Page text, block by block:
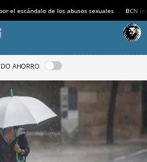
el escándalo de los abusos sexuales BCN
AHORRO